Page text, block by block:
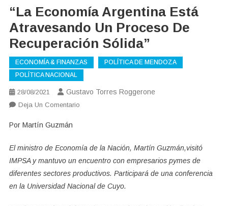
“La Economía Argentina Está
Atravesando Un Proceso De
Recuperación Sólida”
ECONOMÍA & FINANZAS
POLÍTICA DE MENDOZA
POLÍTICA NACIONAL
28/08/2021 Gustavo Torres Roggerone
Deja Un ComentarioEn
Está
Atravesando
Un
Proceso
Por Martín Guzmán
El ministro de Economía de la Nación, Martín Guzmán,visitó
IMPSA y mantuvo un encuentro con empresarios pymes de
diferentes sectores productivos. Participará de una conferencia
en la Universidad Nacional de Cuyo.